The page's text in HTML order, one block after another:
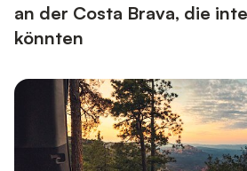
an der Costa Brava, die
könnten